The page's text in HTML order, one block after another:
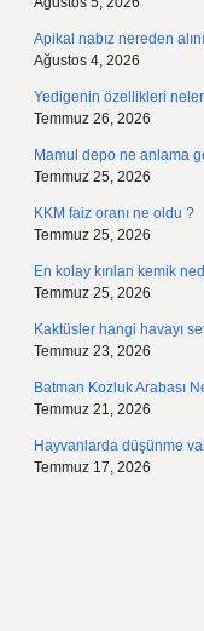
Apikal nabız nereden
Ağustos 4, 2026
Yedigenin özellikleri
Temmuz 26, 2026
Mamul depo ne anlama
Temmuz 25, 2026
KKM faiz oranı ne oldu ?
Temmuz 25, 2026
En kolay kırılan kemik
Temmuz 25, 2026
Kaktüsler hangi havayı
Temmuz 23, 2026
Batman Kozluk Arabası
Temmuz 21, 2026
Hayvanlarda düşünme var
Temmuz 17, 2026